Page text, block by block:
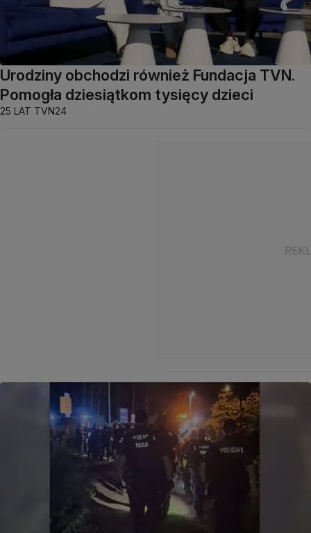
Urodziny obchodzi również Fundacja TVN.
Pomogła dziesiątkom tysięcy dzieci
25 LAT TVN24